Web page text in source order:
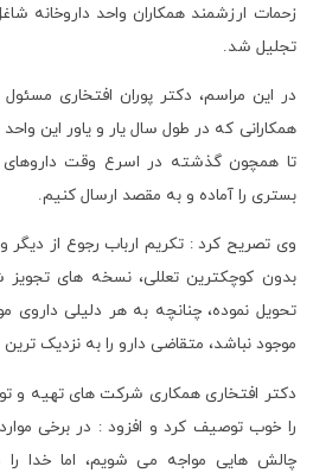
زحمات ارزشمند همکاران واحد داروخانه
تجلیل شد.
در این مراسم، دکتر پوران افتخاری
همکارانی که در طول سال یار و یاور این
تا همچون گذشته در اسرع وقت
بستری را آماده و به مقصد ارسال کنیم.
وی تصریح کرد : تکریم ارباب رجوع از
بدون کوچکترین تعللی، نسخه های
تحویل نموده، چنانچه به هر دلیلی داروی
موجود نباشد، متقاضی دارو را به نزدیک ترین
دکتر افتخاری همکاری شرکت های تهیه و
را خوب توصیف کرد و افزود : در برخی
چالش هایی مواجه می شویم، اما خدا را